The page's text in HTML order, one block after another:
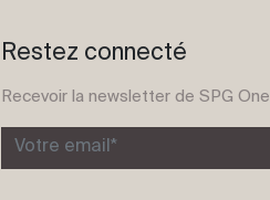
Restez connecté
Recevoir la newsletter de SPG One
Votre email*